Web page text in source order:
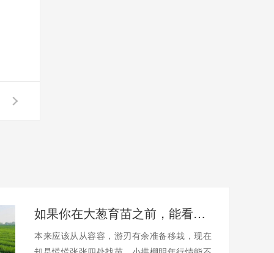
如果你在大葱育苗之前，能看到这篇文章，多好啊
本来应该从从容容，游刃有余准备移栽，现在